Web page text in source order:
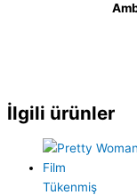
İlgili ürünler
Tükenmiş